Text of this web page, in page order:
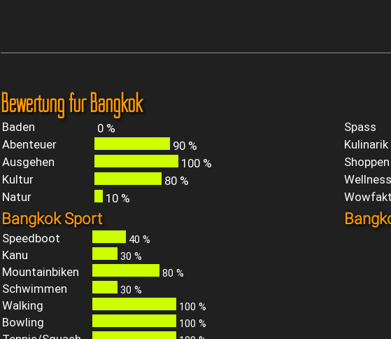
Bewertung für Bangkok
Baden 0 % Spass
Abenteuer
90 % Kulinarik
Ausgehen
100 % Shoppen
Kultur
80 % Wellness
Natur
10 %
Bangkok Sport
Speedboot 40 %
Kanu 30 %
Mountainbiken 80 %
Schwimmen 30 %
Walking 100 %
Bowling 100 %